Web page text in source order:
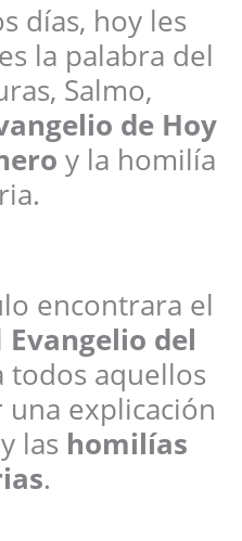
días, hoy les
la palabra del
Salmo,
de Hoy
y la homilía
encontrara el
Evangelio del
aquellos
explicación
las homilías
.